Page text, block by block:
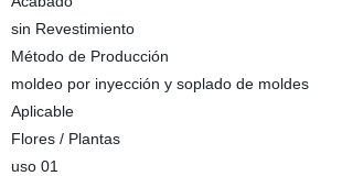
sin Revestimiento
Método de Producción
moldeo por inyección y soplado de moldes
Aplicable
Flores / Plantas
uso 01